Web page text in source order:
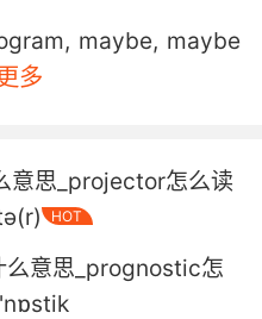
maybe, maybe
program.
program's yours.
programmed to do.
多
意思_projector怎么读
HOT
意思_prognostic怎